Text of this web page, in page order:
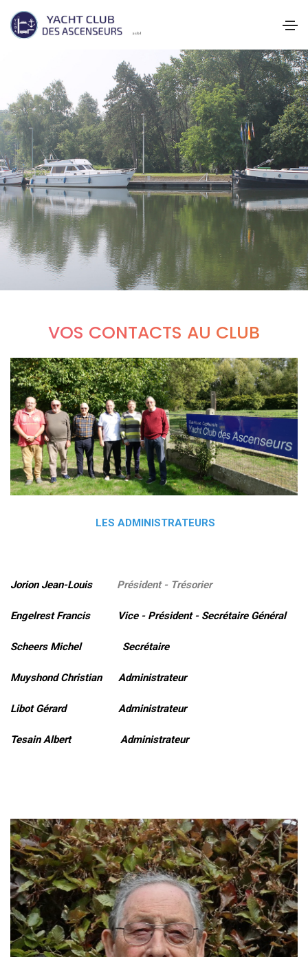
VOS CONTACTS AU CLUB
LES ADMINISTRATEURS
Jorion Jean-Louis Président - Trésorier
Engelrest Francis Vice - Président - Secrétaire Général
Scheers Michel Secrétaire
Muyshond Christian Administrateur
Libot Gérard Administrateur
Tesain Albert Administrateur